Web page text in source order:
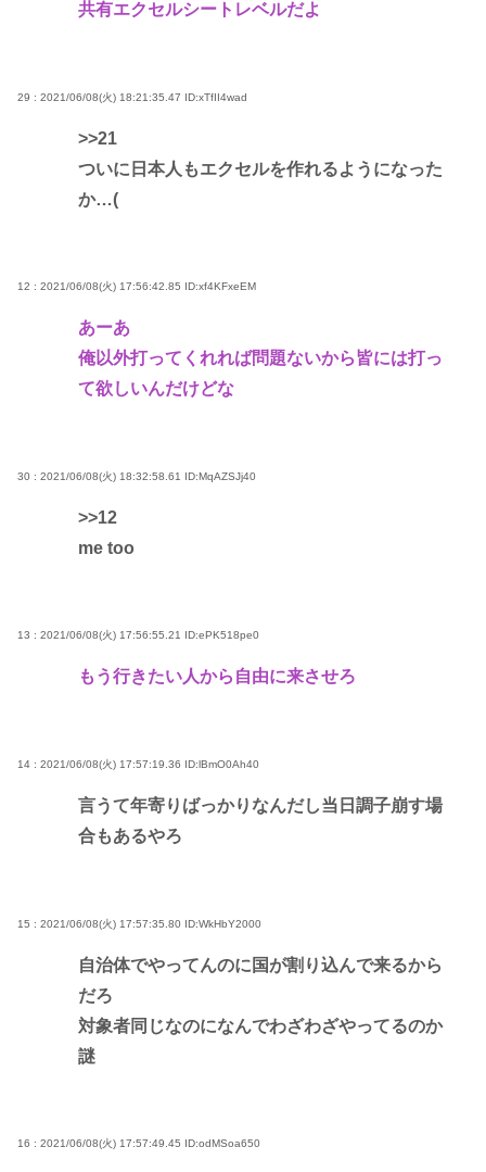
共有エクセルシートレベルだよ
29 : 2021/06/08(火) 18:21:35.47 ID:xTfII4wad
>>21
ついに日本人もエクセルを作れるようになった
か…(
12 : 2021/06/08(火) 17:56:42.85 ID:xf4KFxeEM
あーあ
俺以外打ってくれれば問題ないから皆には打っ
て欲しいんだけどな
30 : 2021/06/08(火) 18:32:58.61 ID:MqAZSJj40
>>12
me too
13 : 2021/06/08(火) 17:56:55.21 ID:ePK518pe0
もう行きたい人から自由に来させろ
14 : 2021/06/08(火) 17:57:19.36 ID:lBmO0Ah40
言うて年寄りばっかりなんだし当日調子崩す場
合もあるやろ
15 : 2021/06/08(火) 17:57:35.80 ID:WkHbY2000
自治体でやってんのに国が割り込んで来るから
だろ
対象者同じなのになんでわざわざやってるのか
謎
16 : 2021/06/08(火) 17:57:49.45 ID:odMSoa650